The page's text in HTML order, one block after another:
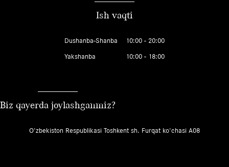
Ish vaqti
Dushanba-Shanba
10:00 - 20:00
Yakshanba
10:00 - 18:00
Biz qayerda joylashganmiz?
O'zbekiston Respublikasi Toshkent sh. Furqat ko'chasi A08